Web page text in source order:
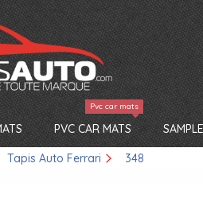
PVC CAR MATS
Pvc car mats
Tapis Auto Ferrari 348